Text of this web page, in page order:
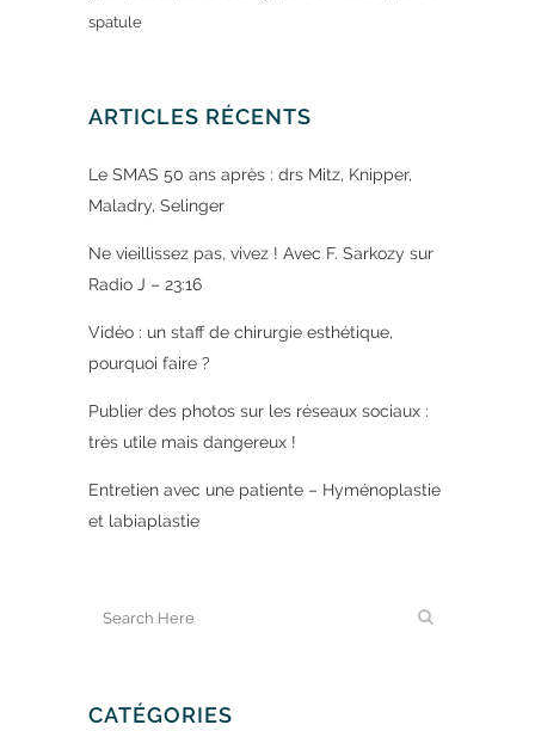
spatule
ARTICLES RÉCENTS
Le SMAS 50 ans après : drs Mitz, Knipper,
Maladry, Selinger
Ne vieillissez pas, vivez ! Avec F. Sarkozy sur
Radio J – 23:16
Vidéo : un staff de chirurgie esthétique,
pourquoi faire ?
Publier des photos sur les réseaux sociaux :
très utile mais dangereux !
Entretien avec une patiente – Hyménoplastie
et labiaplastie
CATÉGORIES